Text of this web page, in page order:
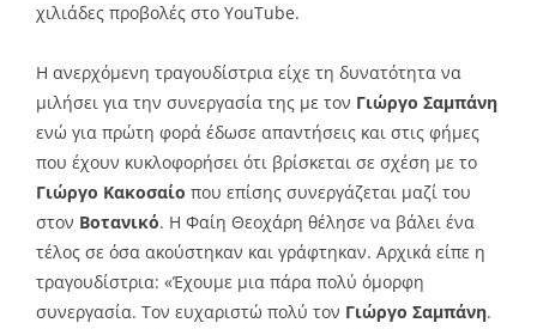
χιλιάδες προβολές στο YouTube.
Η ανερχόμενη τραγουδίστρια είχε τη δυνατότητα να
μιλήσει για την συνεργασία της με τον Γιώργο Σαμπάνη
ενώ για πρώτη φορά έδωσε απαντήσεις και στις φήμες
που έχουν κυκλοφορήσει ότι βρίσκεται σε σχέση με το
Γιώργο Κακοσαίο που επίσης συνεργάζεται μαζί του
στον Βοτανικό. Η Φαίη Θεοχάρη θέλησε να βάλει ένα
τέλος σε όσα ακούστηκαν και γράφτηκαν. Αρχικά είπε η
τραγουδίστρια: «Έχουμε μια πάρα πολύ όμορφη
συνεργασία. Τον ευχαριστώ πολύ τον Γιώργο Σαμπάνη.